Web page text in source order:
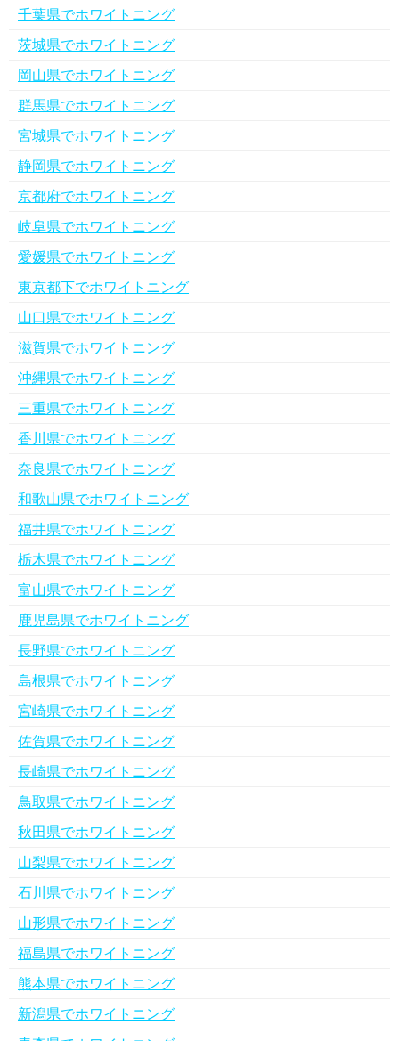
千葉県でホワイトニング
茨城県でホワイトニング
岡山県でホワイトニング
群馬県でホワイトニング
宮城県でホワイトニング
静岡県でホワイトニング
京都府でホワイトニング
岐阜県でホワイトニング
愛媛県でホワイトニング
東京都下でホワイトニング
山口県でホワイトニング
滋賀県でホワイトニング
沖縄県でホワイトニング
三重県でホワイトニング
香川県でホワイトニング
奈良県でホワイトニング
和歌山県でホワイトニング
福井県でホワイトニング
栃木県でホワイトニング
富山県でホワイトニング
鹿児島県でホワイトニング
長野県でホワイトニング
島根県でホワイトニング
宮崎県でホワイトニング
佐賀県でホワイトニング
長崎県でホワイトニング
鳥取県でホワイトニング
秋田県でホワイトニング
山梨県でホワイトニング
石川県でホワイトニング
山形県でホワイトニング
福島県でホワイトニング
熊本県でホワイトニング
新潟県でホワイトニング